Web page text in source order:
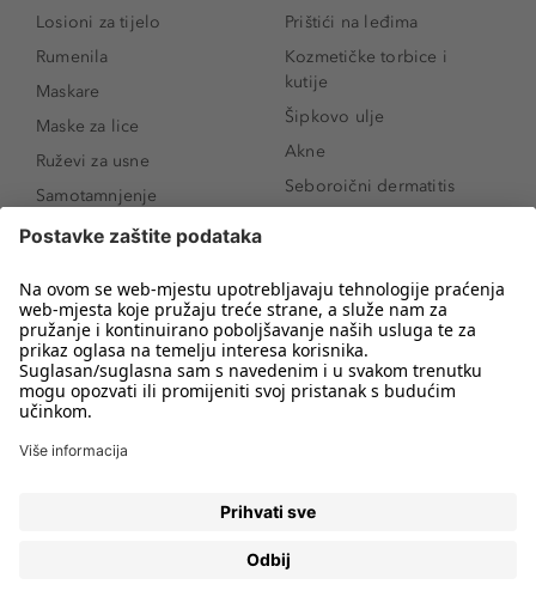
Losioni za tijelo
Rumenila
Maskare
Maske za lice
Ruževi za usne
Samotamnjenje
Puderi
Proizvodi za obrve
Sunce i zaštita
Serumi za lice
Proizvodi za čišćenje lica
Prištići na leđima
Kozmetičke torbice i
kutije
Šipkovo ulje
Akne
Seboroični dermatitis
Novo
Koji mi parfem
odgovara?
Kako našminkati oči da
Kako ukloniti mitesere
Hijaluronska krema